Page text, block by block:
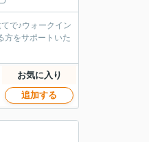
で♪ウォークイン
方をサポートいた
お気に入り
追加する